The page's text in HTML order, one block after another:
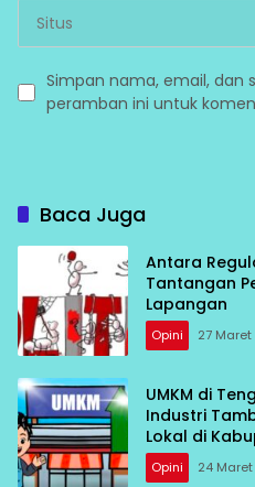
Simpan nama, email, dan
peramban ini untuk
Baca Juga
Antara
Tantangan
Lapangan
Opini 27
UMKM di
Industri
Lokal di
Opini 24